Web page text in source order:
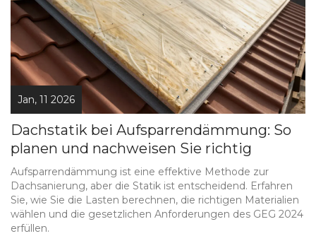
Jan, 11 2026
Dachstatik bei Aufsparrendämmung: So
planen und nachweisen Sie richtig
Aufsparrendämmung ist eine effektive Methode zur
Dachsanierung, aber die Statik ist entscheidend. Erfahren
Sie, wie Sie die Lasten berechnen, die richtigen Materialien
wählen und die gesetzlichen Anforderungen des GEG 2024
erfüllen.